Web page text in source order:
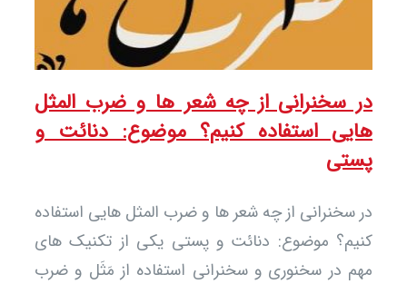
سخنرانی از چه شعر ها و ضرب المثل
استفاده کنیم؟ موضوع: دنائت و
از چه شعر ها و ضرب المثل هایی استفاده
موضوع: دنائت و پستی یکی از تکنیک های
در سخنوری و سخنرانی استفاده از مَثَل و ضرب